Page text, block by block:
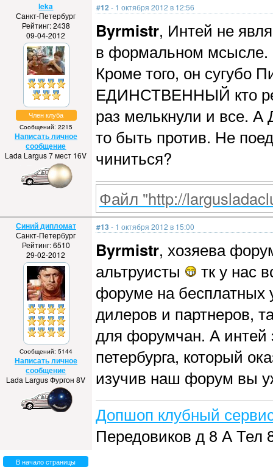
leka
Санкт-Петербург
Рейтинг: 2438
09-04-2012
Член клуба
Сообщений: 2215
Написать личное
сообщение
Lada Largus 7 мест 16V
#12 - 1 октября 2012 в 12:56
Byrmistr, Интей не
в формальном мсысле.
Кроме того, он сугубо
ЕДИНСТВЕННЫЙ кто
раз мелькнули и все.
то быть против. Не
чиниться?
Файл "http://
Синий дипломат
Санкт-Петербург
Рейтинг: 6510
29-02-2012
Сообщений: 5144
Написать личное
сообщение
Lada Largus Фургон 8V
#13 - 1 октября 2012 в 15:00
Byrmistr, хозяева
альтруисты
тк у нас
форуме на бесплатных
дилеров и партнеров,
для форумчан. А интей
петербурга, который
изучив наш форум вы
Допшоп клубный
Передовиков д 8 А Тел
В начало страницы